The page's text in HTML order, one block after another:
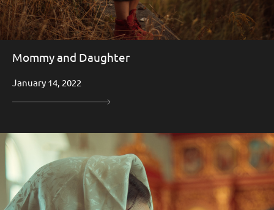
Mommy and Daughter
January 14, 2022